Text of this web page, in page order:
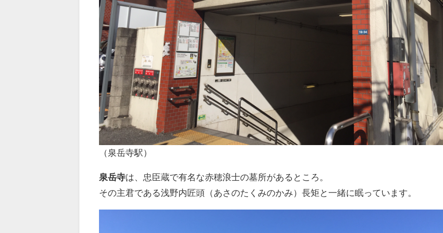
（泉岳寺駅）
泉岳寺は、忠臣蔵で有名な赤穂浪士の墓所があるところ。
その主君である浅野内匠頭（あさのたくみのかみ）長矩と一緒に眠っています。